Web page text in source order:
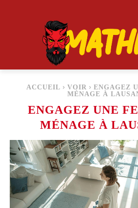
ACCUEIL VOIR
ENGAGEZ
MÉNAGE À
ENGAGEZ UNE
MÉNAGE À